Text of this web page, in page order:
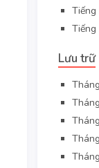
Lưu trữ